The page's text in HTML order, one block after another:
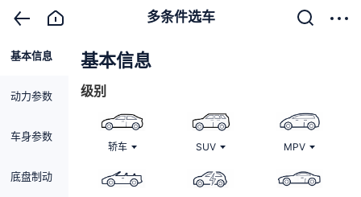
多条件选车
基本信息
动力参数
车身参数
底盘制动
基本信息
级别
轿车 SUV MPV